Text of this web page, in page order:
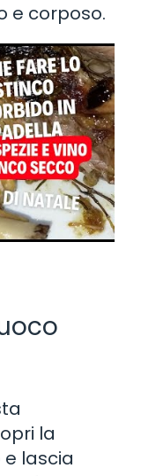
e corposo.
la
lascia